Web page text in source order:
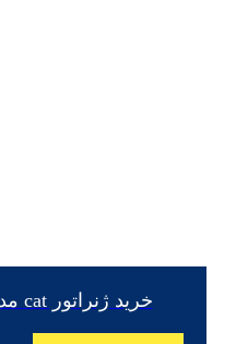
خرید ژنراتور cat مدل 3520e گاز سوز